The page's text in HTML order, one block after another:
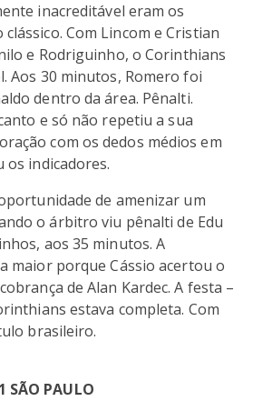
inacreditável eram os
Com Lincom e Cristian
e Rodriguinho, o Corinthians
Aos 30 minutos, Romero foi
dentro da área. Pênalti.
e só não repetiu a sua
com os dedos médios em
indicadores.
de amenizar um
o árbitro viu pênalti de Edu
aos 35 minutos. A
maior porque Cássio acertou o
de Alan Kardec. A festa –
estava completa. Com
brasileiro.
SÃO PAULO